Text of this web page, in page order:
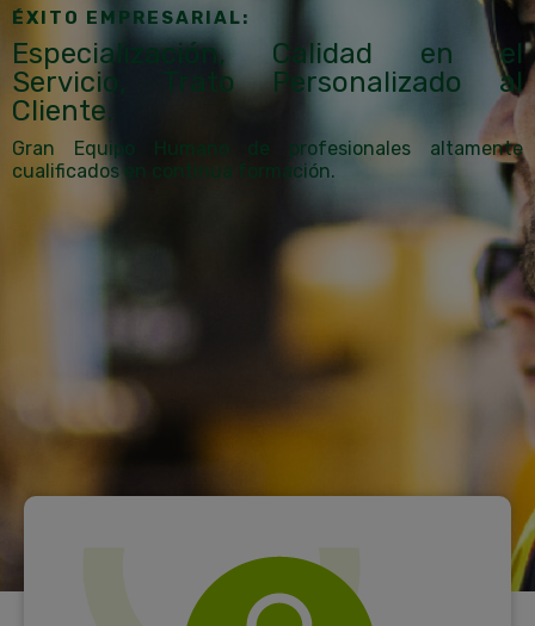
ÉXITO EMPRESARIAL:
Especialización, Calidad en el
Servicio, Trato Personalizado al
Cliente.
Gran Equipo Humano de profesionales altamente
cualificados en continua formación.